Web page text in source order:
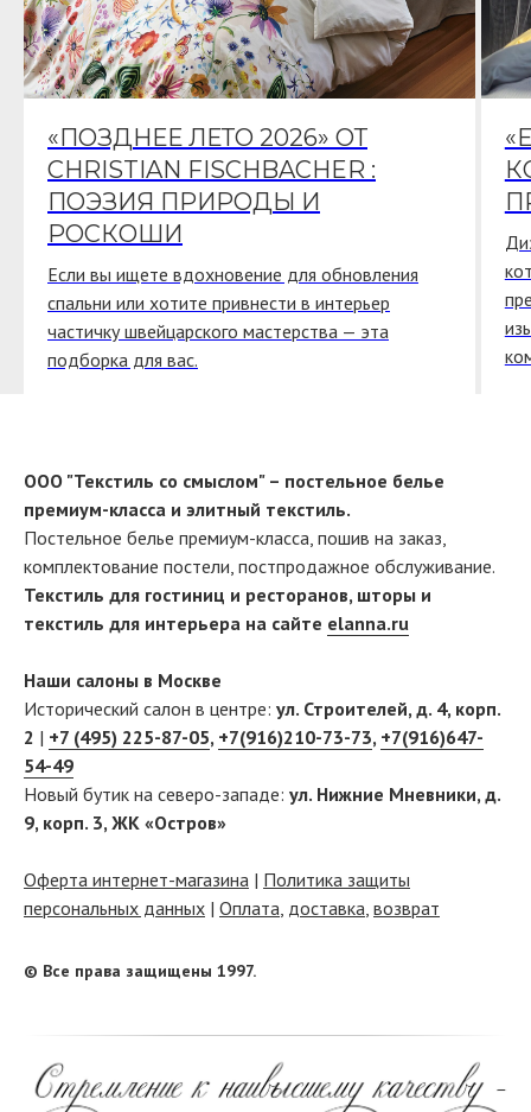
«ПОЗДНЕЕ ЛЕТО 2026» ОТ
CHRISTIAN FISCHBACHER :
ПОЭЗИЯ ПРИРОДЫ И
РОСКОШИ
Если вы ищете вдохновение для обновления
спальни или хотите привнести в интерьер
частичку швейцарского мастерства — эта
подборка для вас.
ООО "Текстиль со смыслом" – постельное белье
премиум-класса и элитный текстиль.
Постельное белье премиум-класса, пошив на заказ,
комплектование постели, постпродажное обслуживание.
Текстиль для гостиниц и ресторанов, шторы и
текстиль для интерьера на сайте elanna.ru
Наши салоны в Москве
Исторический салон в центре: ул. Строителей, д. 4, корп.
2 | +7 (495) 225-87-05, +7(916)210-73-73, +7(916)647-
54-49
Новый бутик на северо-западе: ул. Нижние Мневники, д.
9, корп. 3, ЖК «Остров»
Оферта интернет-магазина | Политика защиты
персональных данных | Оплата, доставка, возврат
© Все права защищены 1997.